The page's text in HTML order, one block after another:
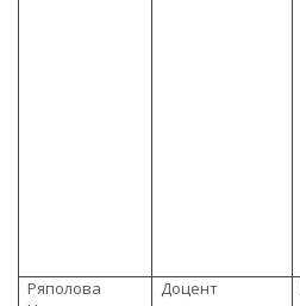
Ряполова
Доцент